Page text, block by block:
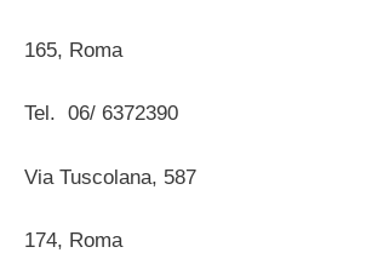
165, Roma
Tel. 06/ 6372390
Via Tuscolana, 587
174, Roma